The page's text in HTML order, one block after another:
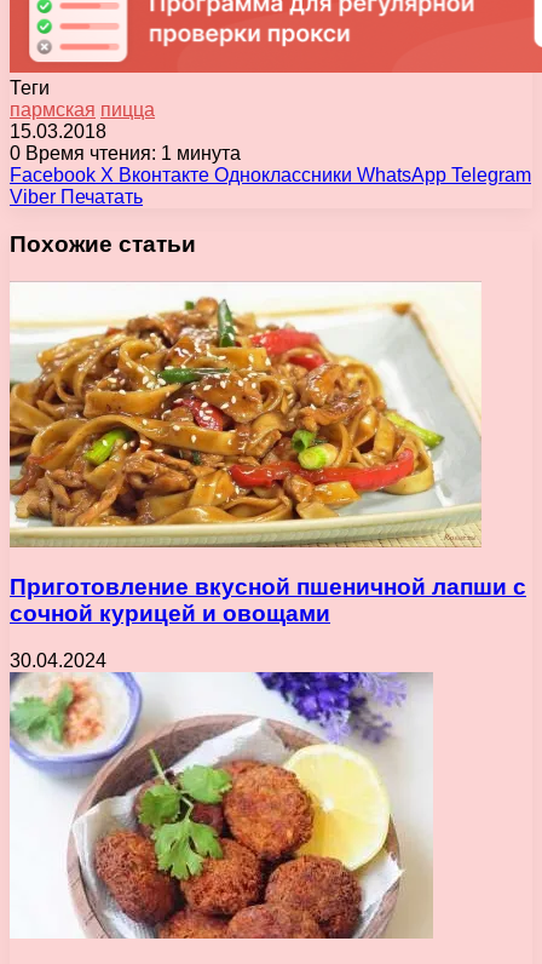
Теги
пармская пицца
15.03.2018
0 Время чтения: 1 минута
Facebook X Вконтакте Одноклассники WhatsApp Telegram
Viber Печатать
Похожие статьи
Приготовление вкусной пшеничной лапши с
сочной курицей и овощами
30.04.2024